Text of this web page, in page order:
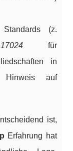
Standards (z.
für
in
Hinweis auf
ist,
Erfahrung hat